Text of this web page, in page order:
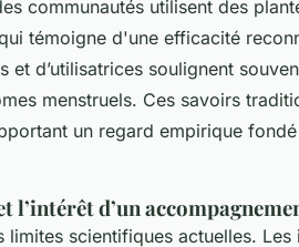
communautés utilisent des
témoigne d'une efficacité
d’utilisatrices soulignent
menstruels. Ces savoirs
un regard empirique
d’un
scientifiques actuelles. Les